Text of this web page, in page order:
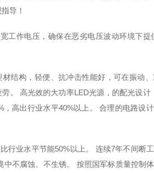
导！
工作电压，确保在恶劣电压波动环境下
材结构，轻便、抗冲击性能好，可在振动
。 高光效的大功率LED光源，的配光设计
高出行业水平40%以上。 合理的电路设
行业水平节能50%以上。 连续7年不间断
不腐蚀、不生锈。 按照国军标质量控制